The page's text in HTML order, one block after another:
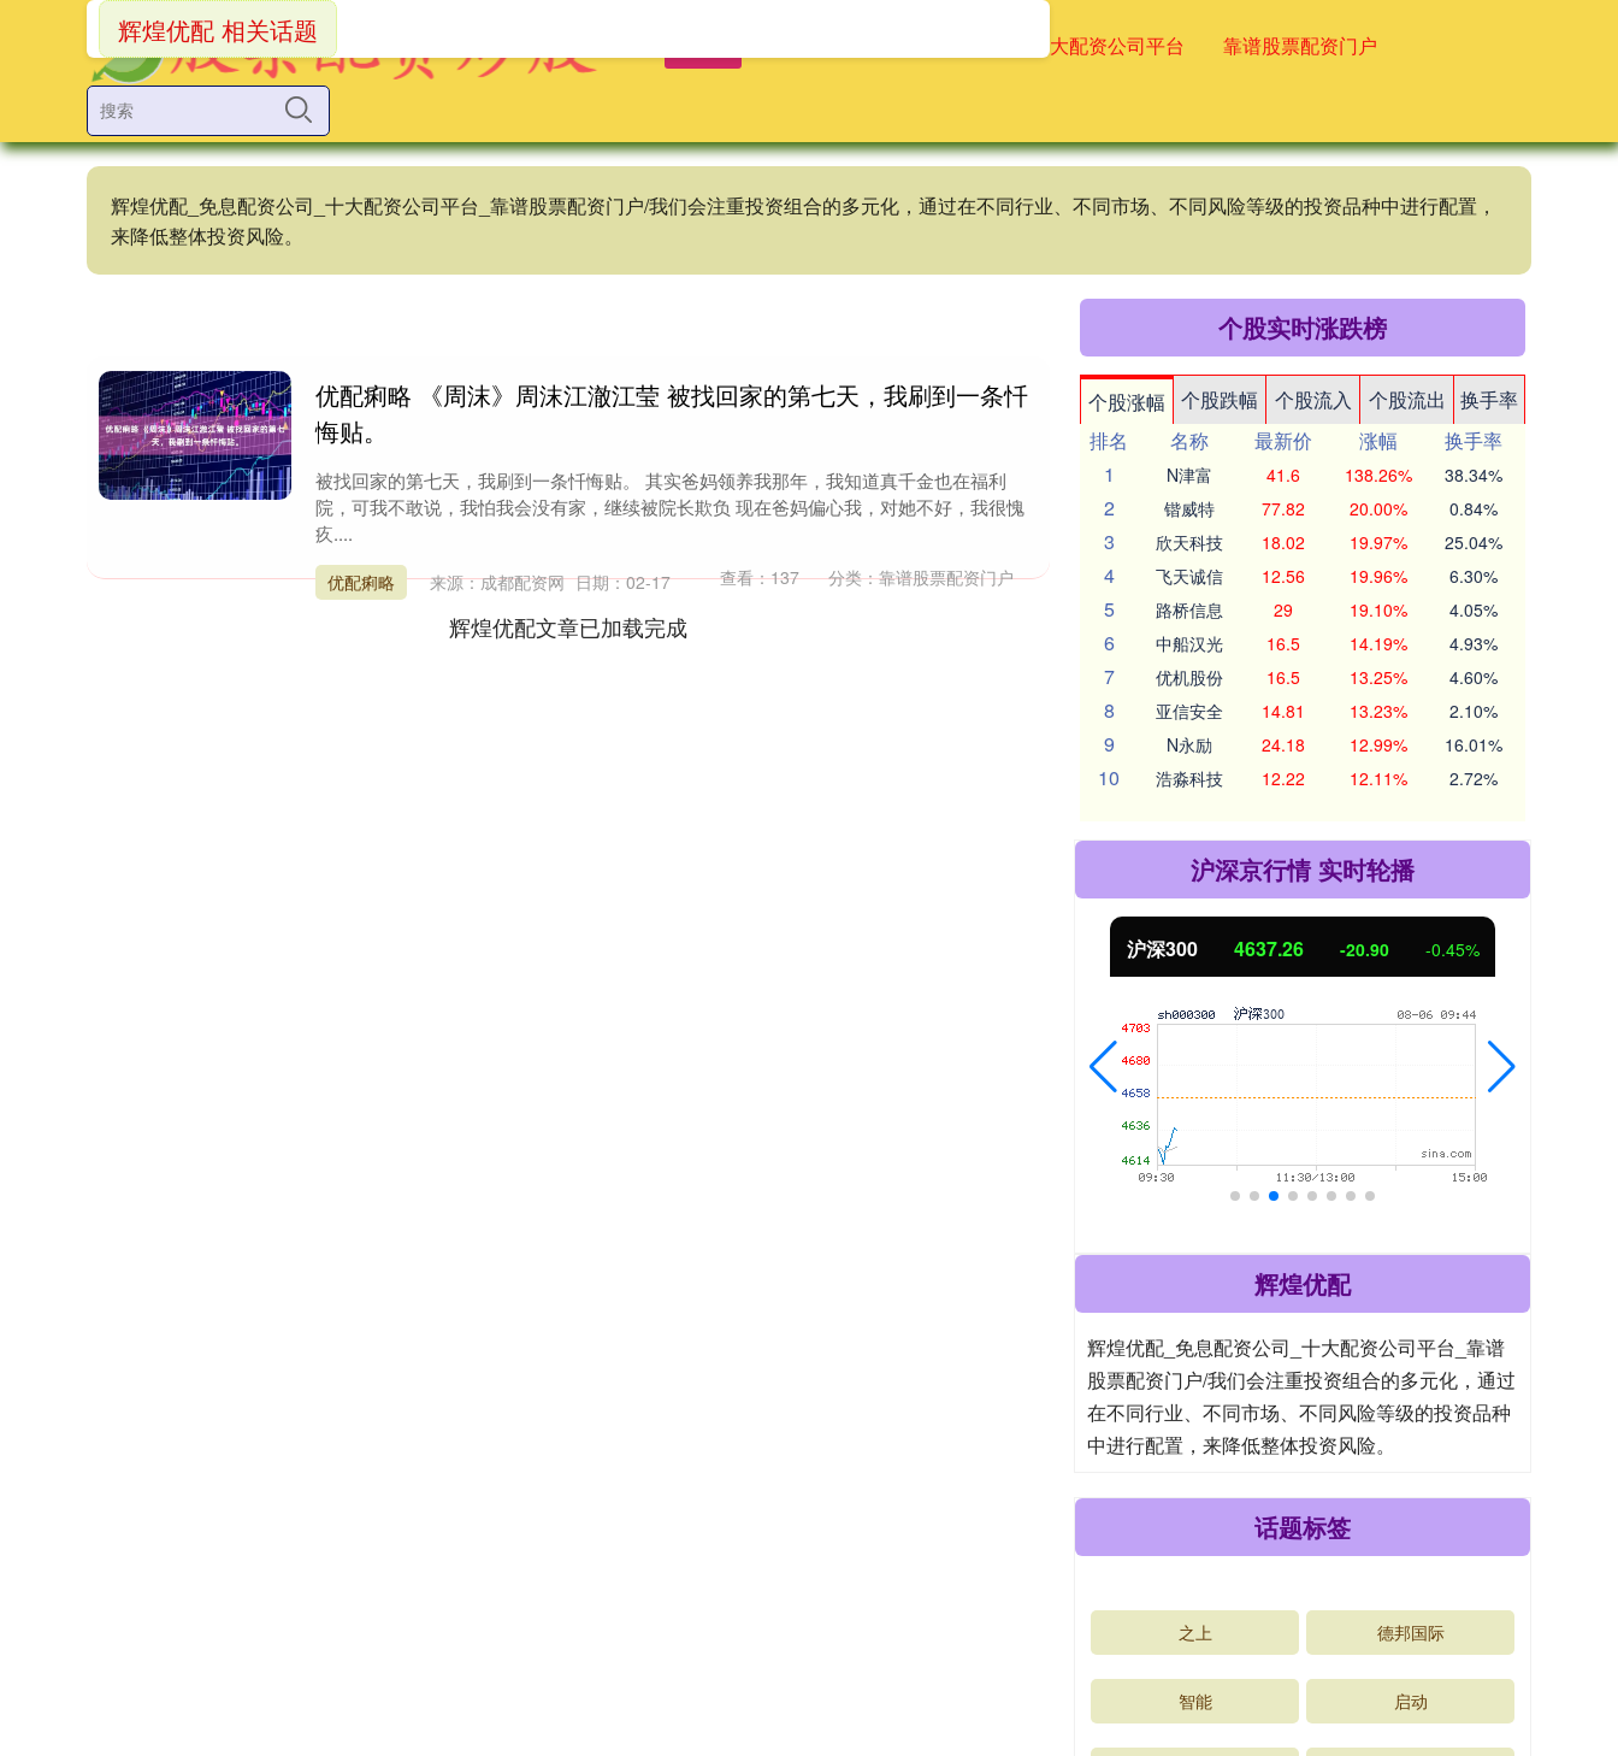
十大配资公司平台 靠谱股票配资门户
辉煌优配_免息配资公司_十大配资公司平台_靠谱股票配资门户/我们会注重投资组合的多元化，通过在不同行业、不同市场、不同风险等级的投资品种中进行配置，
来降低整体投资风险。
辉煌优配 相关话题
优配痢略 《周沫》周沫江澈江莹 被找回家的第七天，我刷到一条忏
悔贴。
被找回家的第七天，我刷到一条忏悔贴。 其实爸妈领养我那年，我知道真千金也在福利
院，可我不敢说，我怕我会没有家，继续被院长欺负 现在爸妈偏心我，对她不好，我很愧
疚....
优配痢略 来源：成都配资网 日期：02-17 查看：137 分类：靠谱股票配资门户
辉煌优配文章已加载完成
个股实时涨跌榜
个股涨幅 个股跌幅 个股流入 个股流出
换手率
排名
名称 最新价 涨幅
换手率
1
N津富 41.6 138.26% 38.34%
2 锴威特 77.82 20.00% 0.84%
3 欣天科技 18.02 19.97% 25.04%
4 飞天诚信 12.56 19.96% 6.30%
5 路桥信息 29 19.10% 4.05%
6 中船汉光 16.5 14.19% 4.93%
7 优机股份 16.5 13.25% 4.60%
8 亚信安全 14.81 13.23% 2.10%
9 N永励 24.18 12.99% 16.01%
10 浩淼科技 12.22 12.11% 2.72%
沪深京行情 实时轮播
沪深300 4637.26 -20.90 -0.45%
辉煌优配
辉煌优配_免息配资公司_十大配资公司平台_靠谱
股票配资门户/我们会注重投资组合的多元化，通过
在不同行业、不同市场、不同风险等级的投资品种
中进行配置，来降低整体投资风险。
话题标签
之上 德邦国际
智能 启动